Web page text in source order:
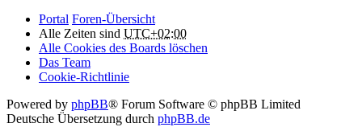
Portal Foren-Übersicht
Alle Zeiten sind UTC+02:00
Alle Cookies des Boards löschen
Das Team
Cookie-Richtlinie
Powered by phpBB® Forum Software © phpBB Limited
Deutsche Übersetzung durch phpBB.de